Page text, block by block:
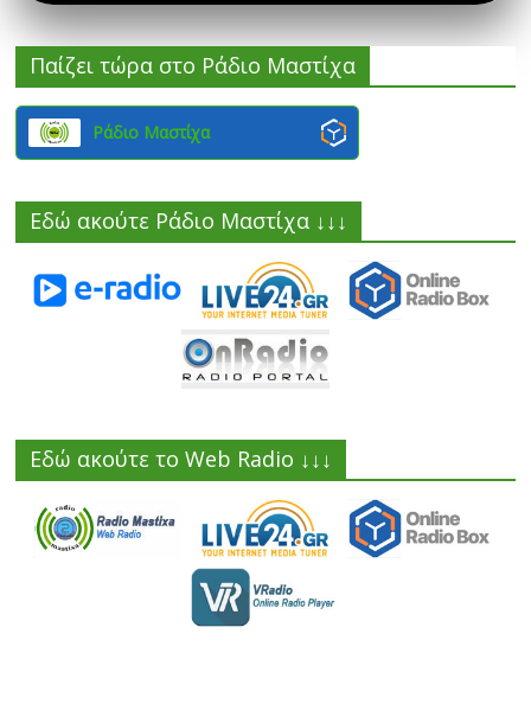
Παίζει τώρα στο Ράδιο Μαστίχα
Ράδιο Μαστίχα
Εδώ ακούτε Ράδιο Μαστίχα ↓↓↓
Εδώ ακούτε το Web Radio ↓↓↓